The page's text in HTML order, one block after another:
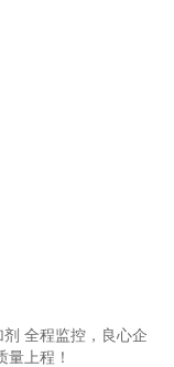
全程监控，良心企
上程！